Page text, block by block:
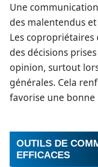
Une
des malentendus
Les
des décisions
opinion, surtout
générales. Cela
favorise une bonne
OUTILS DE
EFFICACES